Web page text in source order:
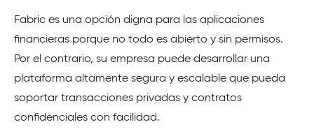
Fabric es una opción digna para las aplicaciones
financieras porque no todo es abierto y sin permisos.
Por el contrario, su empresa puede desarrollar una
plataforma altamente segura y escalable que pueda
soportar transacciones privadas y contratos
confidenciales con facilidad.